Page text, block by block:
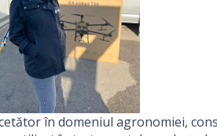
în domeniul agronomiei,